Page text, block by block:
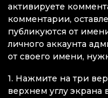
активируете
комментарии,
публикуются от
личного аккаунта
от своего имени,
1. Нажмите на три
верхнем углу экрана